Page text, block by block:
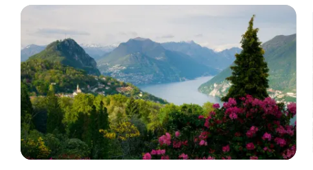
foi
usando
os
seguintes
tags